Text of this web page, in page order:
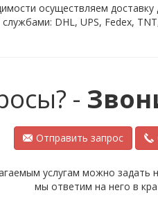
осуществляем
службами: DHL, UPS, Fedex,
-
Отправить запрос
услугам можно задать
мы ответим на него в